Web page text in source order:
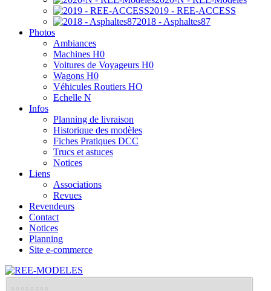
2019 - REE-ACCESS
2018 - Asphaltes87
Photos
Ambiances
Machines H0
Voitures de Voyageurs H0
Wagons H0
Véhicules Routiers HO
Echelle N
Infos
Planning de livraison
Historique des modèles
Fiches Pratiques DCC
Trucs et astuces
Notices
Liens
Associations
Revues
Revendeurs
Contact
Notices
Planning
Site e-commerce